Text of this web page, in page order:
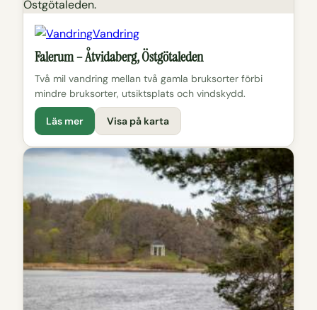
Vandring
Falerum – Åtvidaberg, Östgötaleden
Två mil vandring mellan två gamla bruksorter förbi
mindre bruksorter, utsiktsplats och vindskydd.
Läs mer Visa på karta